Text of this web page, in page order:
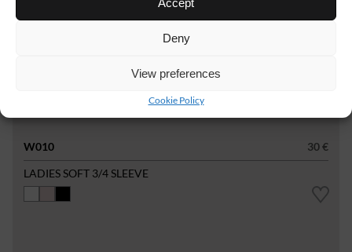
Deny
View preferences
Cookie Policy
W010
30 €
LADIES SOFT 3/4 SLEEVE